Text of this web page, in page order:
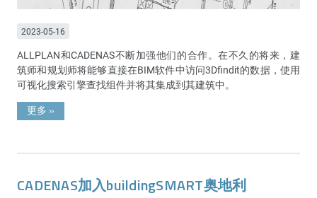
2023-05-16
ALLPLAN和CADENAS不断加强他们的合作。在不久的将来，建
筑师和规划师将能够直接在BIM软件中访问3Dfindit的数据，使用
可视化搜索引擎查找组件并将其集成到其建筑中。
更多 »
CADENAS加入buildingSMART奥地利